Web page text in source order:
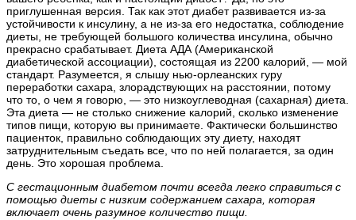
приглушенная версия. Так как этот диабет развивается из-за
устойчивости к инсулину, а не из-за его недостатка, соблюдение
диеты, не требующей большого количества инсулина, обычно
прекрасно срабатывает. Диета АДА (Американской
диабетической ассоциации), состоящая из 2200 калорий, — мой
стандарт. Разумеется, я слышу нью-орлеанских гуру
переработки сахара, злорадствующих на расстоянии, потому
что то, о чем я говорю, — это низкоуглеводная (сахарная) диета.
Эта диета — не столько снижение калорий, сколько изменение
типов пищи, которую вы принимаете. Фактически большинство
пациенток, правильно соблюдающих эту диету, находят
затруднительным съедать все, что по ней полагается, за один
день. Это хорошая проблема.
С гестационным диабетом почти всегда легко справиться с
помощью диеты с низким содержанием сахара, которая
включает очень разумное количество пищи.